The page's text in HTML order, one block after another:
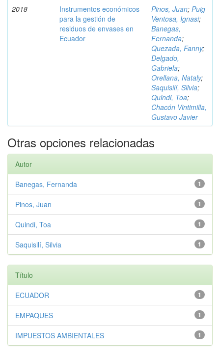
2018
Instrumentos económicos
para la gestión de
residuos de envases en
Ecuador
Pinos, Juan; Puig
Ventosa, Ignasi;
Banegas,
Fernanda;
Quezada, Fanny;
Delgado,
Gabriela;
Orellana, Nataly;
Saquisilí, Silvia;
Quindi, Toa;
Chacón Vintimilla,
Gustavo Javier
Otras opciones relacionadas
Autor
1
Banegas, Fernanda
1
Pinos, Juan
1
Quindi, Toa
1
Saquisilí, Silvia
Título
1
ECUADOR
1
EMPAQUES
1
IMPUESTOS AMBIENTALES